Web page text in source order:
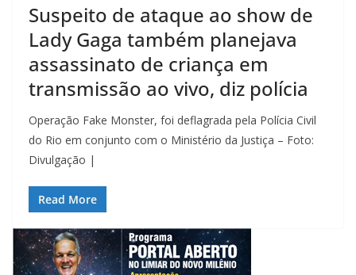
Suspeito de ataque ao show de
Lady Gaga também planejava
assassinato de criança em
transmissão ao vivo, diz polícia
Operação Fake Monster, foi deflagrada pela Polícia Civil
do Rio em conjunto com o Ministério da Justiça – Foto:
Divulgação |
Read More